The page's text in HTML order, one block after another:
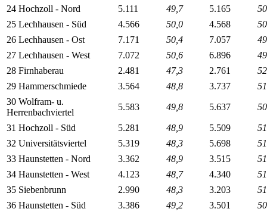
24 Hochzoll - Nord
5.111 49,7 5.165
25 Lechhausen - Süd
4.566 50,0 4.568
26 Lechhausen - Ost
7.171 50,4 7.057
27 Lechhausen - West
7.072 50,6 6.896
28 Firnhaberau
2.481 47,3 2.761
29 Hammerschmiede
3.564 48,8 3.737
30 Wolfram- u.
Herrenbachviertel
5.583 49,8 5.637
31 Hochzoll - Süd 5.281 48,9 5.509
32 Universitätsviertel
5.319 48,3 5.698
33 Haunstetten - Nord
3.362 48,9 3.515
34 Haunstetten - West
4.123 48,7 4.340
35 Siebenbrunn
2.990 48,3 3.203
36 Haunstetten - Süd
3.386 49,2 3.501